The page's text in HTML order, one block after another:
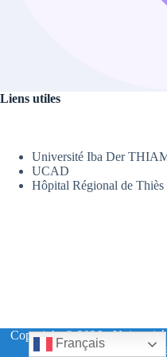
Liens utiles
Université Iba Der
UCAD
Hôpital Régional de Thiès
Copyright © 2026 -
UFR
Français